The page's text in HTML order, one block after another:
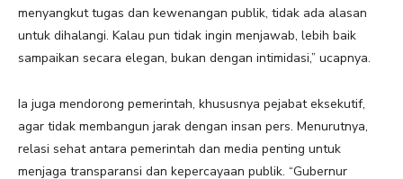
menyangkut tugas dan kewenangan publik, tidak ada alasan
untuk dihalangi. Kalau pun tidak ingin menjawab, lebih baik
sampaikan secara elegan, bukan dengan intimidasi,” ucapnya.
Ia juga mendorong pemerintah, khususnya pejabat eksekutif,
agar tidak membangun jarak dengan insan pers. Menurutnya,
relasi sehat antara pemerintah dan media penting untuk
menjaga transparansi dan kepercayaan publik. “Gubernur